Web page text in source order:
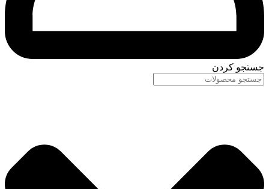
جستجو کردن